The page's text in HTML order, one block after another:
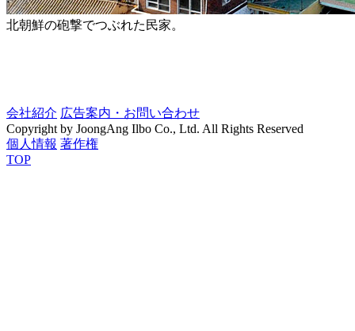
北朝鮮の砲撃でつぶれた民家。
会社紹介 広告案内・お問い合わせ
Copyright by JoongAng Ilbo Co., Ltd. All Rights Reserved
個人情報 著作権
TOP